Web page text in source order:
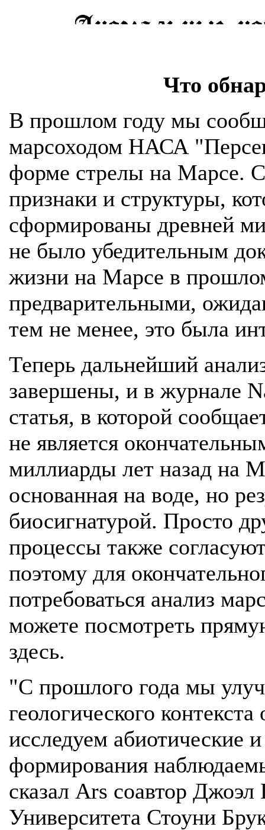
Что
В прошлом году мы
марсоходом НАСА
форме стрелы на Марсе.
признаки и структуры,
сформированы древней
не было убедительным
жизни на Марсе в
предварительными,
тем не менее, это была
Теперь дальнейший
завершены, и в журнале
статья, в которой
не является
миллиарды лет назад на
основанная на воде, но
биосигнатурой. Просто
процессы также
поэтому для
потребоваться анализ
можете посмотреть
здесь.
"С прошлого года мы
геологического
исследуем абиотические
формирования
сказал Ars соавтор
Университета Стоуни